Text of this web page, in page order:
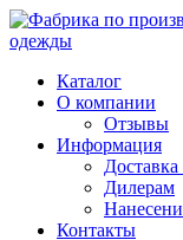
Каталог
О компании
Отзывы
Информация
Доставка
Дилерам
Контакты